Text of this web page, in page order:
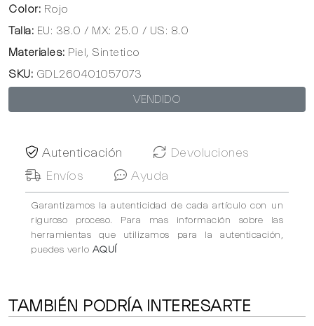
Color: Rojo
Talla: EU: 38.0 / MX: 25.0 / US: 8.0
Materiales: Piel, Sintetico
SKU: GDL260401057073
VENDIDO
Autenticación
Devoluciones
Envíos
Ayuda
Garantizamos la autenticidad de cada artículo con un
riguroso proceso. Para mas información sobre las
herramientas que utilizamos para la autenticación,
puedes verlo AQUÍ
TAMBIÉN PODRÍA INTERESARTE